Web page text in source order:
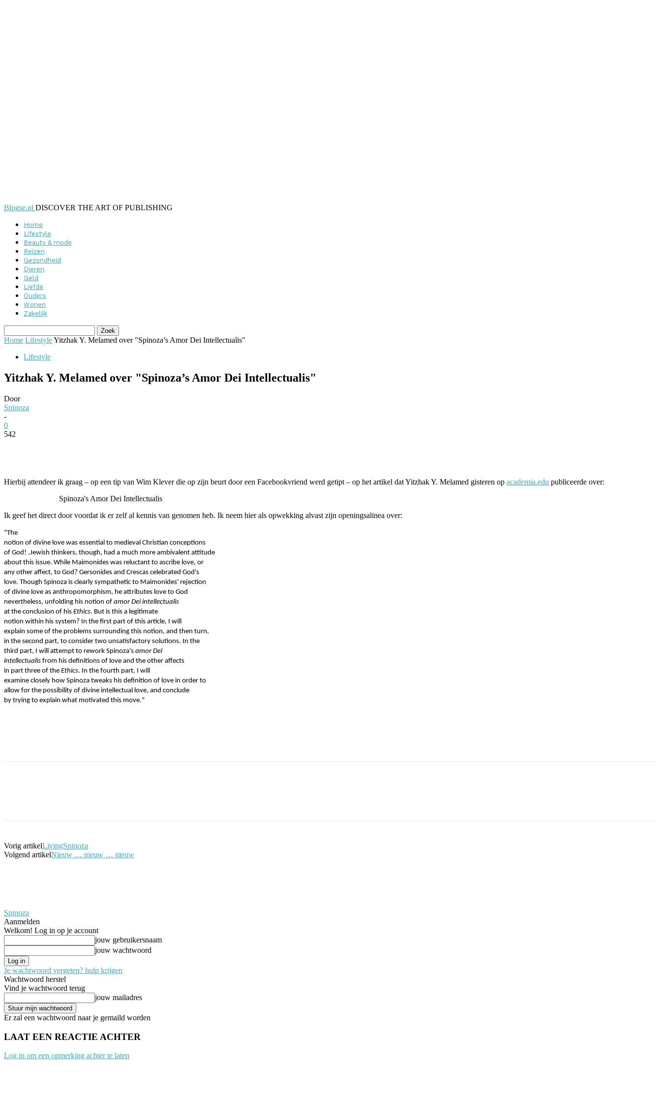
Blogse.nl DISCOVER THE ART OF PUBLISHING
Home
Lifestyle
Beauty & mode
Reizen
Gezondheid
Dieren
Geld
Liefde
Ouders
Wonen
Zakelijk
Home LifestyleYitzhak Y. Melamed over "Spinoza’s Amor Dei Intellectualis"
Lifestyle
Yitzhak Y. Melamed over "Spinoza’s Amor Dei Intellectualis"
Door
Spinoza
-
0
542
Hierbij attendeer ik graag – op een tip van Wim Klever die op zijn beurt door een Facebookvriend werd getipt – op het artikel dat Yitzhak Y. Melamed gisteren op academia.edu publiceerde over:
Spinoza's Amor Dei Intellectualis
Ik geef het direct door voordat ik er zelf al kennis van genomen heb. Ik neem hier als opwekking alvast zijn openingsalinea over:
"The
notion of divine love was essential to medieval Christian conceptions
of God! .Jewish thinkers, though, had a much more ambivalent attitude
about this issue. While Maimonides was reluctant to ascribe love, or
any other affect, to God? Gersonides and Crescas celebrated God's
love. Though Spinoza is clearly sympathetic to Maimonides' rejection
of divine love as anthropomorphism, he attributes love to God
nevertheless, unfolding his notion of amor Dei intellectualis
at the conclusion of his Ethics. But is this a legitimate
notion within his system? In the first part of this article, I will
explain some of the problems surrounding this notion, and then turn,
in the second part, to consider two unsatisfactory solutions. In the
third part, I will attempt to rework Spinoza's amor Dei
intellectualis from his definitions of love and the other affects
in part three of the Ethics. In the fourth part, I will
examine closely how Spinoza tweaks his definition of love in order to
allow for the possibility of divine intellectual love, and conclude
by trying to explain what motivated this move."
Vorig artikelLivingSpinoza
Volgend artikelNieuw … nieuw … nieuw
Spinoza
Aanmelden
Welkom! Log in op je account
jouw gebruikersnaam
jouw wachtwoord
Je wachtwoord vergeten? hulp krijgen
Wachtwoord herstel
Vind je wachtwoord terug
jouw mailadres
Er zal een wachtwoord naar je gemaild worden
LAAT EEN REACTIE ACHTER
Log in om een opmerking achter te laten